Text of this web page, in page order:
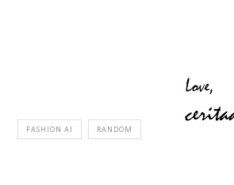
FASHION AI RANDOM